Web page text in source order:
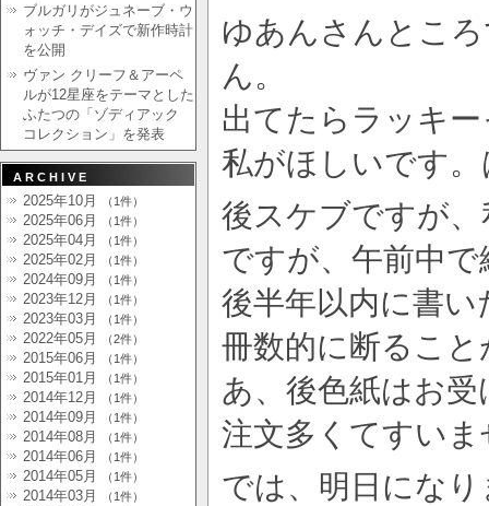
ゆあんさんとこ
ん。
出てたらラッキ
私がほしいです
後スケブですが
ですが、午前中
後半年以内に書
冊数的に断るこ
あ、後色紙はお
注文多くてすいま
では、明日にな
ブルガリがジュネーブ・ウ
ォッチ・デイズで新作時計
を公開
ヴァン クリーフ＆アーペ
ルが12星座をテーマとした
ふたつの「ゾディアック
コレクション」を発表
ARCHIVE
2025年10月 （1件）
2025年06月 （1件）
2025年04月 （1件）
2025年02月 （1件）
2024年09月 （1件）
2023年12月 （1件）
2023年03月 （1件）
2022年05月 （2件）
2015年06月 （1件）
2015年01月 （1件）
2014年12月 （1件）
2014年09月 （1件）
2014年08月 （1件）
2014年06月 （1件）
2014年05月 （1件）
2014年03月 （1件）